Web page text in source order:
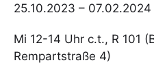
25.10.2023 – 07.02.2024
Mi 12-14 Uhr c.t., R 101
Rempartstraße 4)